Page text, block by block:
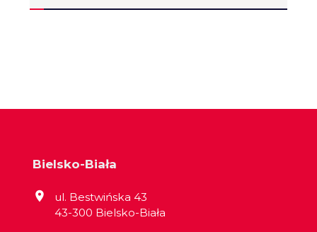
Bielsko-Biała
ul. Bestwińska 43
43-300 Bielsko-Biała